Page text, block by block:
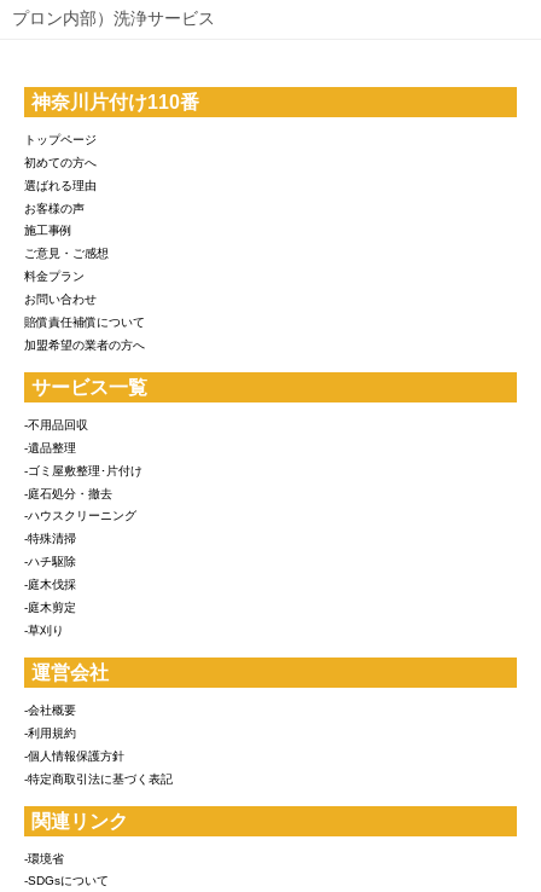
プロン内部）洗浄サービス
神奈川片付け110番
トップページ
初めての方へ
選ばれる理由
お客様の声
施工事例
ご意見・ご感想
料金プラン
お問い合わせ
賠償責任補償について
加盟希望の業者の方へ
サービス一覧
-不用品回収
-遺品整理
-ゴミ屋敷整理･片付け
-庭石処分・撤去
-ハウスクリーニング
-特殊清掃
-ハチ駆除
-庭木伐採
-庭木剪定
-草刈り
運営会社
-会社概要
-利用規約
-個人情報保護方針
-特定商取引法に基づく表記
関連リンク
-環境省
-SDGsについて